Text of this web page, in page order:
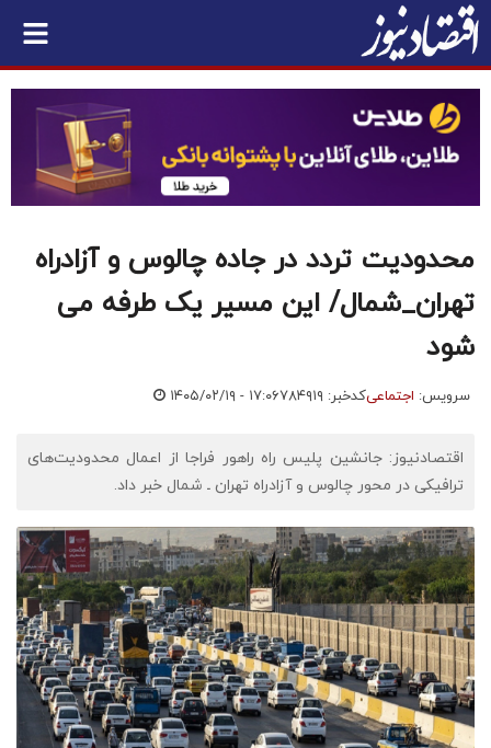
محدودیت تردد در جاده چالوس و آزادراه
تهران_شمال/ این مسیر یک طرفه می
شود
سرویس: اجتماعیکدخبر: ۷۸۴۹۱۹ ۱۴۰۵/۰۲/۱۹ - ۱۷:۰۶
اقتصادنیوز: جانشین پلیس راه راهور فراجا از اعمال محدودیت‌های
ترافیکی در محور چالوس و آزادراه تهران ـ شمال خبر داد.